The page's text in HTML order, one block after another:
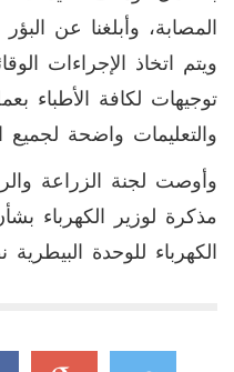
المصابة، وأبلغنا عن
ويتم اتخاذ الإجراءات
توجيهات لكافة الأطباء
والتعليمات واضحة لجميع
وأوصت لجنة الزراعة
مذكرة لوزير الكهرباء
الكهرباء للوحدة البيطرية